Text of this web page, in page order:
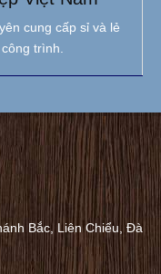
cung cấp sỉ và lẻ
trình.
Bắc, Liên Chiểu, Đà